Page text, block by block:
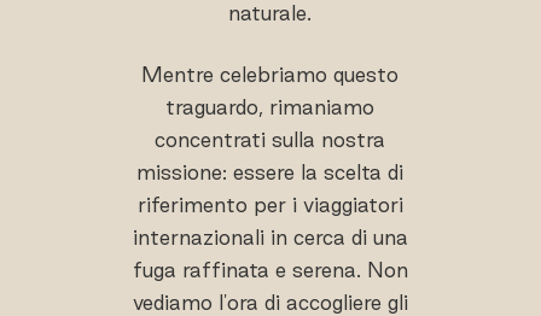
naturale.
Mentre celebriamo questo
traguardo, rimaniamo
concentrati sulla nostra
missione: essere la scelta di
riferimento per i viaggiatori
internazionali in cerca di una
fuga raffinata e serena. Non
vediamo l'ora di accogliere gli